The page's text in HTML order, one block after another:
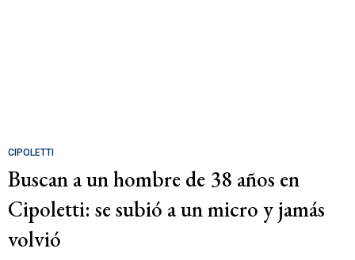
CIPOLETTI
Buscan a un hombre de 38 años en
Cipoletti: se subió a un micro y jamás
volvió